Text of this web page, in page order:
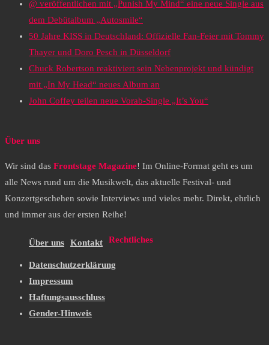
@ veröffentlichen mit „Punish My Mind“ eine neue Single aus
dem Debütalbum „Autosmile“
50 Jahre KISS in Deutschland: Offizielle Fan-Feier mit Tommy
Thayer und Doro Pesch in Düsseldorf
Chuck Robertson reaktiviert sein Nebenprojekt und kündigt
mit „In My Head“ neues Album an
John Coffey teilen neue Vorab-Single „It’s You“
Über uns
Wir sind das Frontstage Magazine! Im Online-Format geht es um
alle News rund um die Musikwelt, das aktuelle Festival- und
Konzertgeschehen sowie Interviews und vieles mehr. Direkt, ehrlich
und immer aus der ersten Reihe!
Über uns Kontakt Rechtliches
Datenschutzerklärung
Impressum
Haftungsausschluss
Gender-Hinweis